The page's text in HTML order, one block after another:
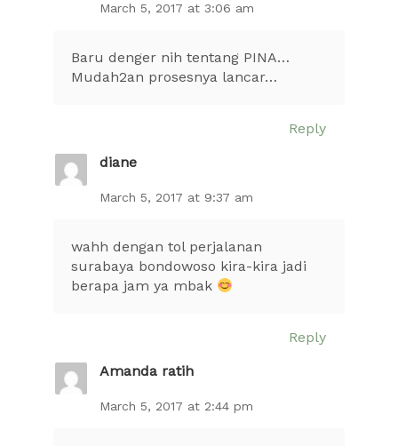
March 5, 2017 at 3:06 am
Baru denger nih tentang PINA…
Mudah2an prosesnya lancar…
Reply
diane
March 5, 2017 at 9:37 am
wahh dengan tol perjalanan
surabaya bondowoso kira-kira jadi
berapa jam ya mbak
Reply
Amanda ratih
March 5, 2017 at 2:44 pm